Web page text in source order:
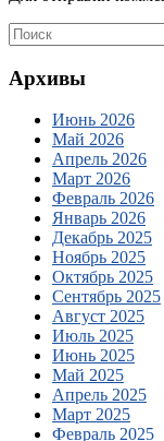
Архивы
Июнь 2026
Май 2026
Апрель 2026
Март 2026
Февраль 2026
Январь 2026
Декабрь 2025
Ноябрь 2025
Октябрь 2025
Сентябрь 2025
Август 2025
Июль 2025
Июнь 2025
Май 2025
Апрель 2025
Март 2025
Февраль 2025